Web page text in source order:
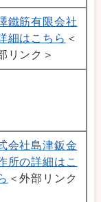
鐵筋有限会社
細はこちら ＜
リンク＞
会社島津鈑金
所の詳細はこ
＜外部リンク